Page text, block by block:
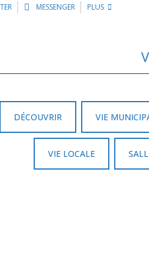
MESSENGER PLUS
DÉCOUVRIR VIE
VIE LOCALE